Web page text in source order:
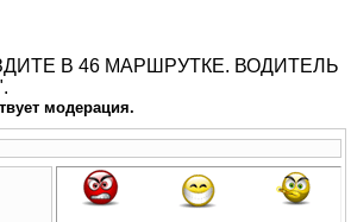
ЕЗДИТЕ В 46 МАРШРУТКЕ. ВОДИТЕЛЬ
модерация.